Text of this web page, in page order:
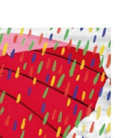
doble tapa, que
a remarla.